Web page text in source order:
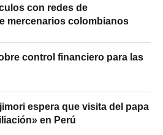
con redes de
mercenarios colombianos
control financiero para las
espera que visita del papa
en Perú